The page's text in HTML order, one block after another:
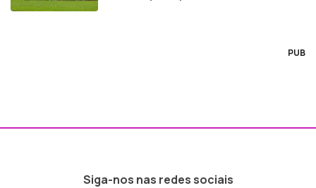
PUB
Siga-nos nas redes sociais